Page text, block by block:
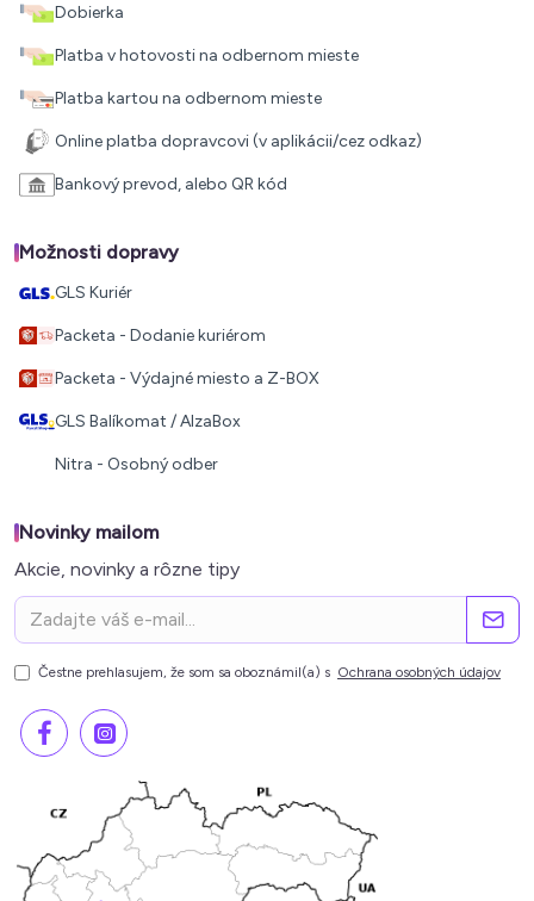
Dobierka
Platba v hotovosti na odbernom mieste
Platba kartou na odbernom mieste
Online platba dopravcovi (v aplikácii/cez odkaz)
Bankový prevod, alebo QR kód
Možnosti dopravy
GLS Kuriér
Packeta - Dodanie kuriérom
Packeta - Výdajné miesto a Z-BOX
GLS Balíkomat / AlzaBox
Nitra - Osobný odber
Novinky mailom
Akcie, novinky a rôzne tipy
Čestne prehlasujem, že som sa oboznámil(a) s Ochrana osobných údajov